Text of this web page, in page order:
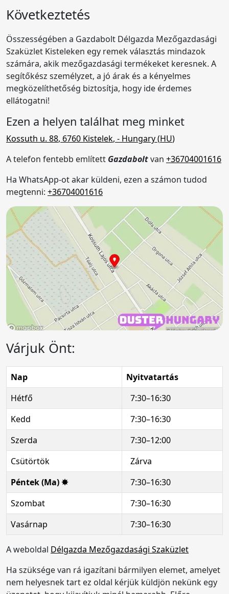
Következtetés
Összességében a Gazdabolt Délgazda Mezőgazdasági
Szaküzlet Kisteleken egy remek választás mindazok
számára, akik mezőgazdasági termékeket keresnek. A
segítőkész személyzet, a jó árak és a kényelmes
megközelíthetőség biztosítja, hogy ide érdemes
ellátogatni!
Ezen a helyen találhat meg minket
Kossuth u. 88, 6760 Kistelek, - Hungary (HU)
A telefon fentebb említett Gazdaboltvan +36704001616
Ha WhatsApp-ot akar küldeni, ezen a számon tudod
megtenni: +36704001616
Várjuk Önt:
Nap
Nyitvatartás
Hétfő
7:30–16:30
Kedd
7:30–16:30
Szerda
7:30–12:00
Csütörtök
Zárva
Péntek (Ma) ✸
7:30–16:30
Szombat
7:30–16:30
Vasárnap
7:30–16:30
A weboldal Délgazda Mezőgazdasági Szaküzlet
Ha szüksége van rá igazítani bármilyen elemet, amelyet
nem helyesnek tart ez oldal kérjük küldjön nekünk egy